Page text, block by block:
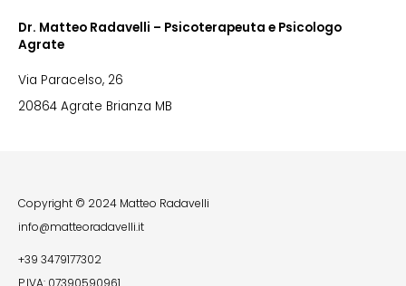
Dr. Matteo Radavelli – Psicoterapeuta e Psicologo
Agrate
Via Paracelso, 26
20864 Agrate Brianza MB
Copyright © 2024 Matteo Radavelli
info@matteoradavelli.it
+39 3479177302
P.IVA: 07390590961